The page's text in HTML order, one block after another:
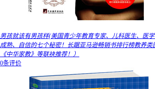
男孩就该有男孩样(美国青少年教育专家、儿科医生、医学
成熟、自信的七个秘密！长踞亚马逊畅销书排行榜教养类
《中华家教》等联袂推荐！）
0条评价